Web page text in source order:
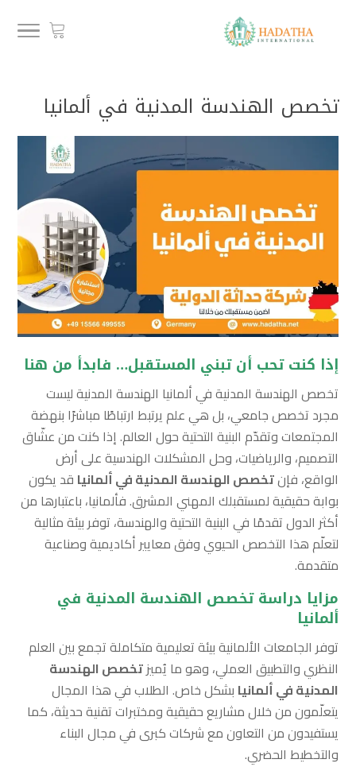
تخصص الهندسة المدنية في ألمانيا
إذا كنت تحب أن تبني المستقبل… فابدأ من هنا
تخصص الهندسة المدنية في ألمانيا الهندسة المدنية ليست
مجرد تخصص جامعي، بل هي علم يرتبط ارتباطًا مباشرًا بنهضة
المجتمعات وتقدّم البنية التحتية حول العالم. إذا كنت من عشّاق
التصميم، والرياضيات، وحل المشكلات الهندسية على أرض
الواقع، فإنتخصص الهندسة المدنية في ألمانيا قد يكون
بوابة حقيقية لمستقبلك المهني المشرق. فألمانيا، باعتبارها من
أكثر الدول تقدمًا في البنية التحتية والهندسة، توفر بيئة مثالية
لتعلّم هذا التخصص الحيوي وفق معايير أكاديمية وصناعية
متقدمة.
مزايا دراسة تخصص الهندسة المدنية في
ألمانيا
توفر الجامعات الألمانية بيئة تعليمية متكاملة تجمع بين العلم
النظري والتطبيق العملي، وهو ما يُميزتخصص الهندسة
المدنية في ألمانيا بشكل خاص. الطلاب في هذا المجال
يتعلّمون من خلال مشاريع حقيقية ومختبرات تقنية حديثة، كما
يستفيدون من التعاون مع شركات كبرى في مجال البناء
والتخطيط الحضري.